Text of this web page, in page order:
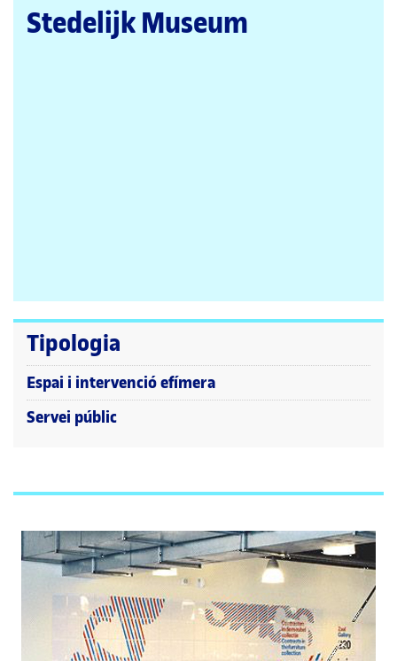
pàgina
principal
Stedelijk Museum
Tipologia
Espai i intervenció efímera
Servei públic